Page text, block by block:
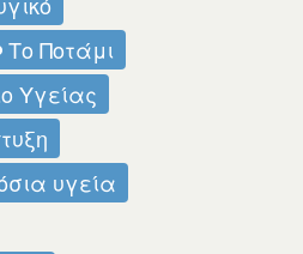
Το Ποτάμι
Υγείας
υγεία